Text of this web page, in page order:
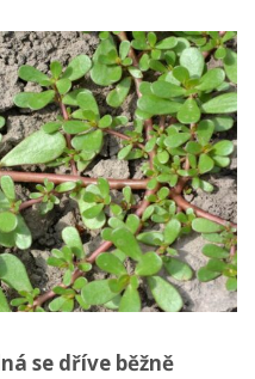
se dříve běžně